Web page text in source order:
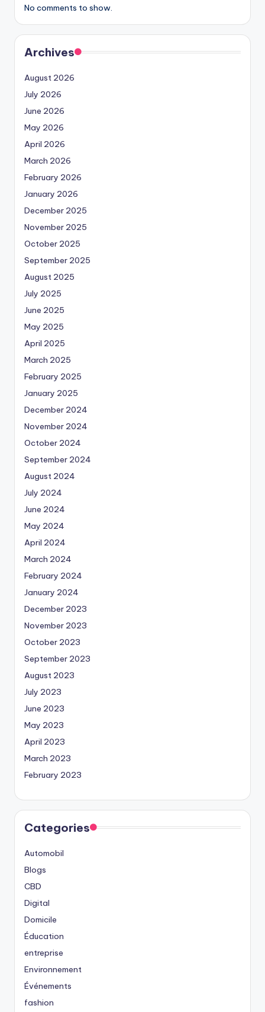
No comments to show.
Archives
August 2026
July 2026
June 2026
May 2026
April 2026
March 2026
February 2026
January 2026
December 2025
November 2025
October 2025
September 2025
August 2025
July 2025
June 2025
May 2025
April 2025
March 2025
February 2025
January 2025
December 2024
November 2024
October 2024
September 2024
August 2024
July 2024
June 2024
May 2024
April 2024
March 2024
February 2024
January 2024
December 2023
November 2023
October 2023
September 2023
August 2023
July 2023
June 2023
May 2023
April 2023
March 2023
February 2023
Categories
Automobil
Blogs
CBD
Digital
Domicile
Éducation
entreprise
Environnement
Événements
fashion